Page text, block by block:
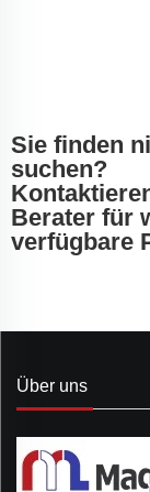
Sie finden
suchen?
Berater für
verfügbare
Über uns